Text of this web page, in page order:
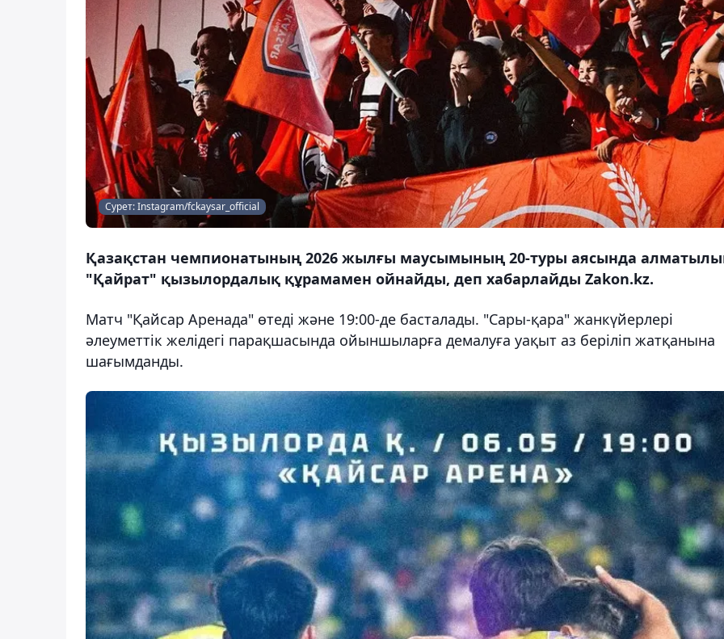
Сурет: Instagram/fckaysar_official
Қазақстан чемпионатының 2026 жылғы маусымының 20-туры аясында
"Қайрат" қызылордалық құрамамен ойнайды, деп хабарлайды Zakon.kz.
Матч "Қайсар Аренада" өтеді және 19:00-де басталады. "Сары-қара" жанкүйерлері
әлеуметтік желідегі парақшасында ойыншыларға демалуға уақыт аз беріліп жатқанына
шағымданды.